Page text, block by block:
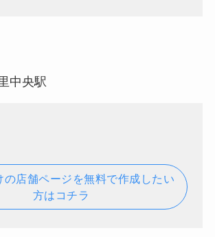
中央駅
の店舗ページを無料で作成したい
方はコチラ